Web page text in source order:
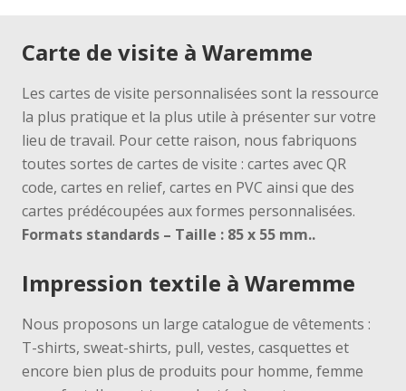
Carte de visite à Waremme
Les cartes de visite personnalisées sont la ressource
la plus pratique et la plus utile à présenter sur votre
lieu de travail. Pour cette raison, nous fabriquons
toutes sortes de cartes de visite : cartes avec QR
code, cartes en relief, cartes en PVC ainsi que des
cartes prédécoupées aux formes personnalisées.
Formats standards – Taille : 85 x 55 mm..
Impression textile à Waremme
Nous proposons un large catalogue de vêtements :
T-shirts, sweat-shirts, pull, vestes, casquettes et
encore bien plus de produits pour homme, femme